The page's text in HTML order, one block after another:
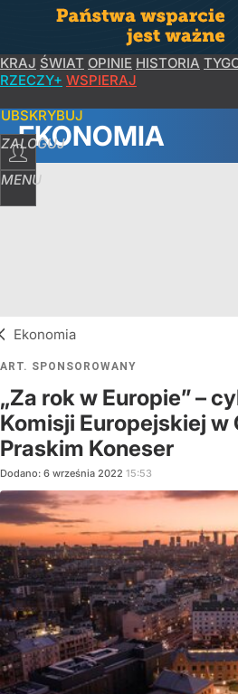
KRAJ ŚWIAT OPINIE HISTORIA
RZECZY+ WSPIERAJ
ZALOGUJ
MENU
EKONOMIA
Ekonomia
ART. SPONSOROWANY
„Za rok w Europie” –
Komisji Europejskiej w
Praskim Koneser
Dodano: 6 września 2022 15:53